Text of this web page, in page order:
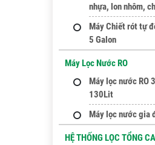
nhựa, lon nhôm,
Máy Chiết rót tự
5 Galon
Máy Lọc Nước RO
Máy lọc nước RO
130Lit
Máy lọc nước gia
HỆ THỐNG LỌC TỔNG